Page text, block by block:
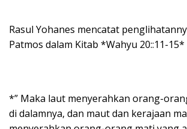
Rasul Yohanes mencatat
Patmos dalam Kitab *Wahyu 20::11-15*
*” Maka laut menyerahkan orang-
di dalamnya, dan maut dan kerajaan